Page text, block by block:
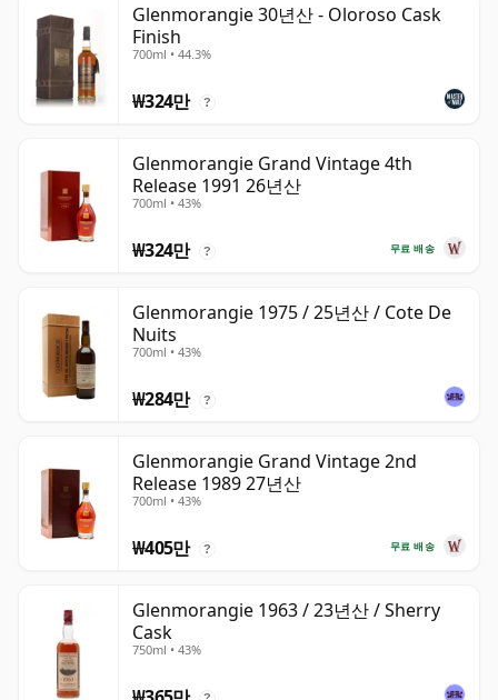
Glenmorangie 30년산 - Oloroso Cask
Finish
700ml • 44.3%
₩324만 ?
Glenmorangie Grand Vintage 4th
Release 1991 26년산
700ml • 43%
무료 배송
₩324만 ?
Glenmorangie 1975 / 25년산 / Cote De
Nuits
700ml • 43%
₩284만 ?
Glenmorangie Grand Vintage 2nd
Release 1989 27년산
700ml • 43%
무료 배송
₩405만 ?
Glenmorangie 1963 / 23년산 / Sherry
Cask
750ml • 43%